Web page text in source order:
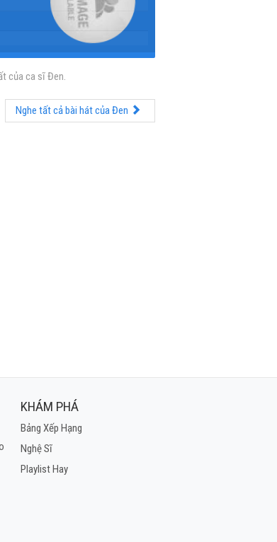
previous
của ca sĩ Đen.
Nghe tất cả bài hát của Đen
KHÁM PHÁ
Bảng Xếp Hạng
Nghệ Sĩ
Playlist Hay